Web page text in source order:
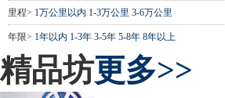
里程> 1万公里以内 1-3万公里 3-6万公里
年限> 1年以内 1-3年 3-5年 5-8年 8年以上
精品坊更多>>